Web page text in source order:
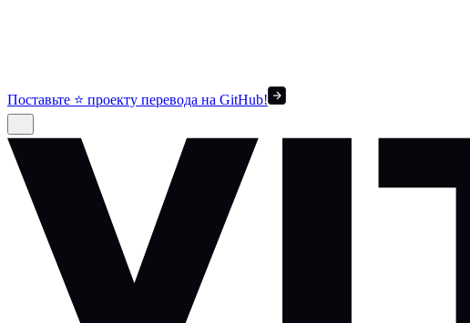
Поставьте ⭐ проекту перевода на GitHub!